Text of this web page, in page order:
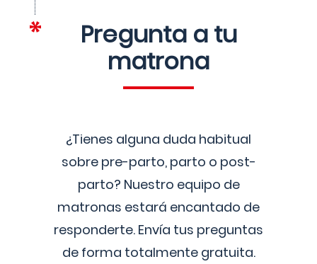
Pregunta a tu
matrona
¿Tienes alguna duda habitual
sobre pre-parto, parto o post-
parto? Nuestro equipo de
matronas estará encantado de
responderte. Envía tus preguntas
de forma totalmente gratuita.